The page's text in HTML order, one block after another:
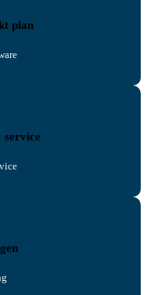
plan
service